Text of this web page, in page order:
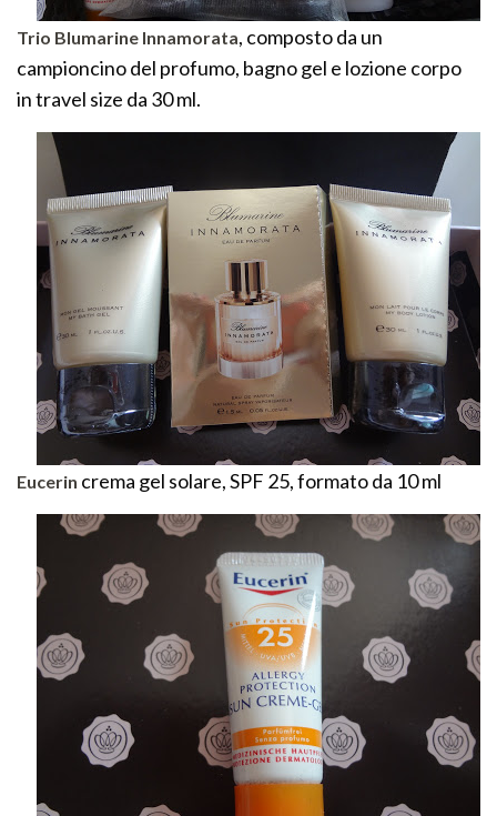
Trio Blumarine Innamorata, composto da un
campioncino del profumo, bagno gel e lozione corpo
in travel size da 30 ml.
Eucerin crema gel solare, SPF 25, formato da 10 ml